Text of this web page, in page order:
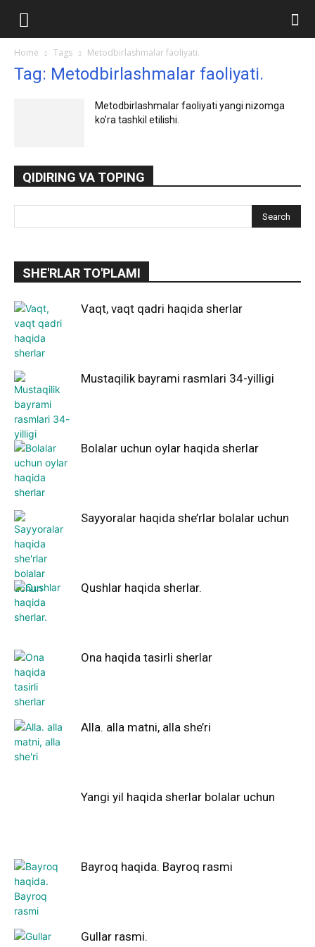
Home Tags Metodbirlashmalar faoliyati.
Tag: Metodbirlashmalar faoliyati.
Metodbirlashmalar faoliyati yangi nizomga
ko’ra tashkil etilishi.
QIDIRING VA TOPING
SHE'RLAR TO'PLAMI
Vaqt, vaqt qadri haqida sherlar
Mustaqilik bayrami rasmlari 34-yilligi
Bolalar uchun oylar haqida sherlar
Sayyoralar haqida she’rlar bolalar uchun
Qushlar haqida sherlar.
Ona haqida tasirli sherlar
Alla. alla matni, alla she’ri
Yangi yil haqida sherlar bolalar uchun
Bayroq haqida. Bayroq rasmi
Gullar rasmi.